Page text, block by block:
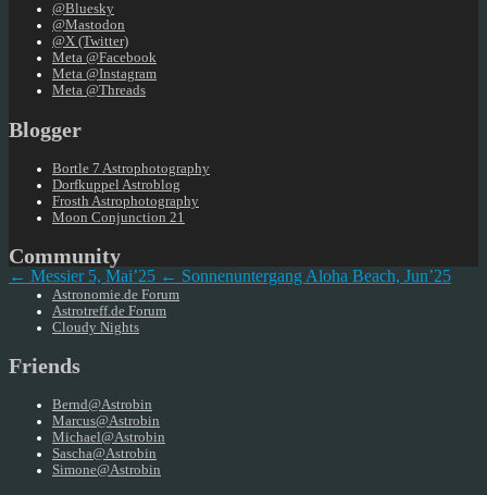
@Bluesky
@Mastodon
@X (Twitter)
Meta @Facebook
Meta @Instagram
Meta @Threads
Blogger
Bortle 7 Astrophotography
Dorfkuppel Astroblog
Frosth Astrophotography
Moon Conjunction 21
Community
Astronomie.de Forum
Astrotreff.de Forum
Cloudy Nights
Friends
Bernd@Astrobin
Marcus@Astrobin
Michael@Astrobin
Sascha@Astrobin
Simone@Astrobin
← Messier 5, Mai’25 ← Sonnenuntergang Aloha Beach, Jun’25